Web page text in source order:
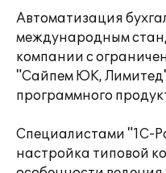
Автоматизация
международным
компании с
"Сайпем ЮК,
программного
Специалистами "1С-
настройка типовой